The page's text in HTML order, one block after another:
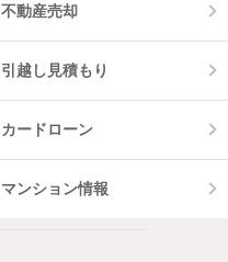
不動産売却
引越し見積もり
カードローン
マンション情報